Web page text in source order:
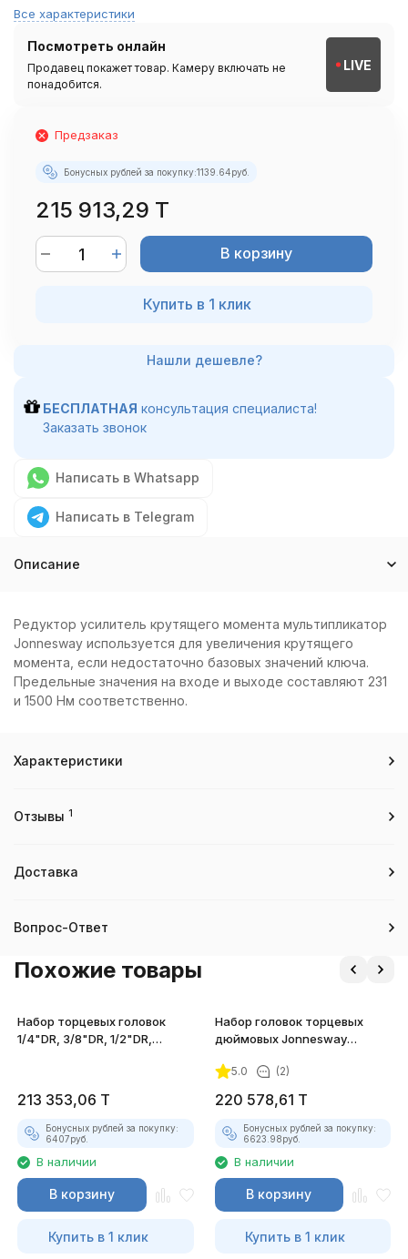
Все характеристики
Посмотреть онлайн
Продавец покажет товар. Камеру включать не
понадобится.
LIVE
Предзаказ
Бонусных рублей за покупку:1139.64руб.
215 913,29 T
В корзину
Купить в 1 клик
БЕСПЛАТНАЯ консультация специалиста!
Заказать звонок
Написать в Whatsapp
Написать в Telegram
Описание
Редуктор усилитель крутящего момента мультипликатор
Jonnesway используется для увеличения крутящего
момента, если недостаточно базовых значений ключа.
Предельные значения на входе и выходе составляют 231
и 1500 Нм соответственно.
Характеристики
Отзывы 1
Доставка
Вопрос-Ответ
Похожие товары
Набор торцевых головок
1/4"DR, 3/8"DR, 1/2"DR,
213 353,06 T
Бонусных рублей за покупку:
6407руб.
В наличии
В корзину
Купить в 1 клик
Набор головок торцевых
дюймовых Jonnesway
-2"5.0 (2)
220 578,61 T
Бонусных рублей за покупку:
6623.98руб.
В наличии
В корзину
Купить в 1 клик